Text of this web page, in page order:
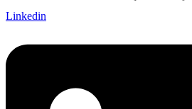
Linkedin